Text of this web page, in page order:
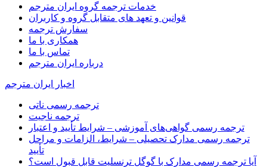
خدمات ترجمه گروه ایران مترجم
قوانین و تعهد های متقابل گروه و کاربران
سفارش ترجمه
همکاری با ما
تماس با ما
درباره ایران مترجم
اخبار ایران مترجم
ترجمه رسمی ناتی
ترجمه ناجیت
ترجمه رسمی گواهی‌های آموزشی – شرایط تأیید و اعتبار
ترجمه رسمی مدارک تحصیلی – شرایط، الزامات و مراحل
تأیید
آیا ترجمه رسمی مدارک با گوگل ترنسلیت قابل قبول است؟